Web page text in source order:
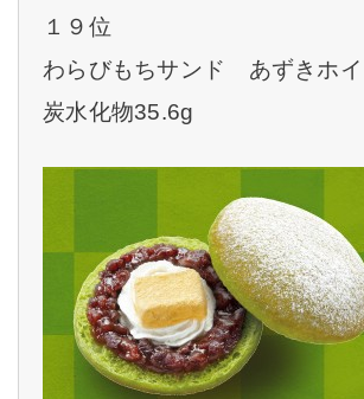
１９位
わらびもちサンド あずきホ
炭水化物35.6g